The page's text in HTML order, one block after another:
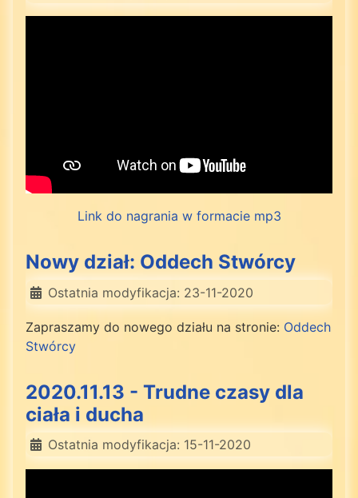
Link do nagrania w formacie mp3
Nowy dział: Oddech Stwórcy
Ostatnia modyfikacja: 23-11-2020
Zapraszamy do nowego działu na stronie: Oddech
Stwórcy
2020.11.13 - Trudne czasy dla
ciała i ducha
Ostatnia modyfikacja: 15-11-2020